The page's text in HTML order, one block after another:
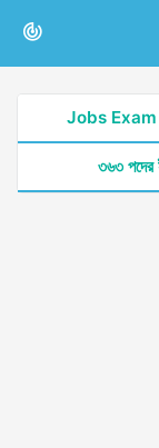
Jobs
৩৬৩ পদের